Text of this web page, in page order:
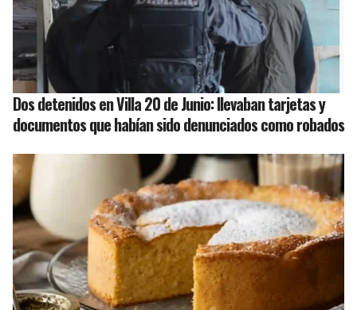
Dos detenidos en Villa 20 de Junio: llevaban tarjetas y
documentos que habían sido denunciados como robados